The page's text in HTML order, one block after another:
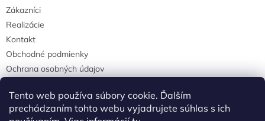
Tento web používa súbory cookie. Ďalším
prechádzaním tohto webu vyjadrujete súhlas s ich
Zákazníci
Realizácie
Kontakt
Obchodné podmienky
Ochrana osobných údajov
Pinterest